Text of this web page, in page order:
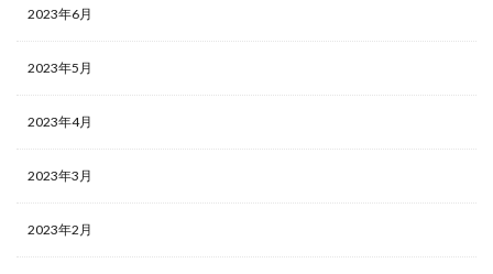
2023年6月
2023年5月
2023年4月
2023年3月
2023年2月